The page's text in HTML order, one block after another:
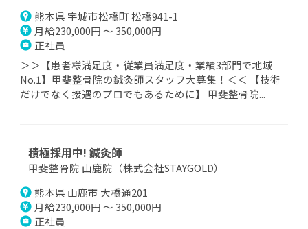
熊本県 宇城市松橋町 松橋941-1
月給230,000円 ～ 350,000円
正社員
＞＞【患者様満足度・従業員満足度・業績3部門で地域
No.1】甲斐整骨院の鍼灸師スタッフ大募集！＜＜ 【技術
だけでなく接遇のプロでもあるために】 甲斐整骨院...
積極採用中! 鍼灸師
甲斐整骨院 山鹿院（株式会社STAYGOLD）
熊本県 山鹿市 大橋通201
月給230,000円 ～ 350,000円
正社員